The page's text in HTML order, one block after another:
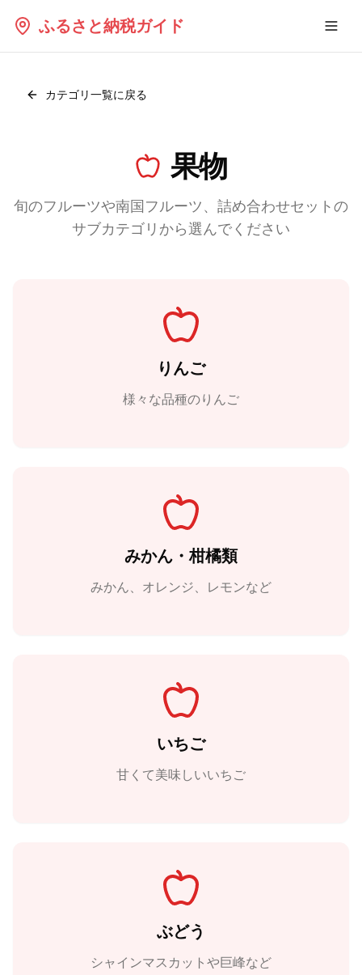
ふるさと納税ガイド
カテゴリ一覧に戻る
果物
旬のフルーツや南国フルーツ、詰め合わせセットの
サブカテゴリから選んでください
りんご
様々な品種のりんご
みかん・柑橘類
みかん、オレンジ、レモンなど
いちご
甘くて美味しいいちご
ぶどう
シャインマスカットや巨峰など